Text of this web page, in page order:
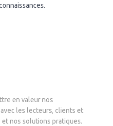
en valeur nos
les lecteurs, clients et
nos solutions pratiques.